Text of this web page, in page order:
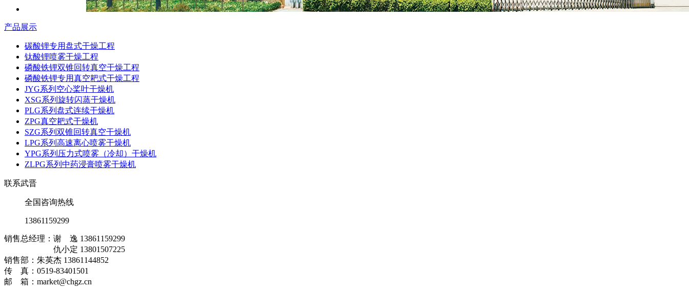
产品展示
碳酸锂专用盘式干燥工程
钛酸锂喷雾干燥工程
磷酸铁锂双锥回转真空干燥工程
磷酸铁锂专用真空耙式干燥工程
JYG系列空心桨叶干燥机
XSG系列旋转闪蒸干燥机
PLG系列盘式连续干燥机
ZPG真空耙式干燥机
SZG系列双锥回转真空干燥机
LPG系列高速离心喷雾干燥机
YPG系列压力式喷雾（冷却）干燥机
ZLPG系列中药浸膏喷雾干燥机
联系武晋
全国咨询热线
13861159299
销售总经理：谢 逸 13861159299
仇小定 13801507225
销售部：朱英杰 13861144852
传 真：0519-83401501
邮 箱：market@chgz.cn